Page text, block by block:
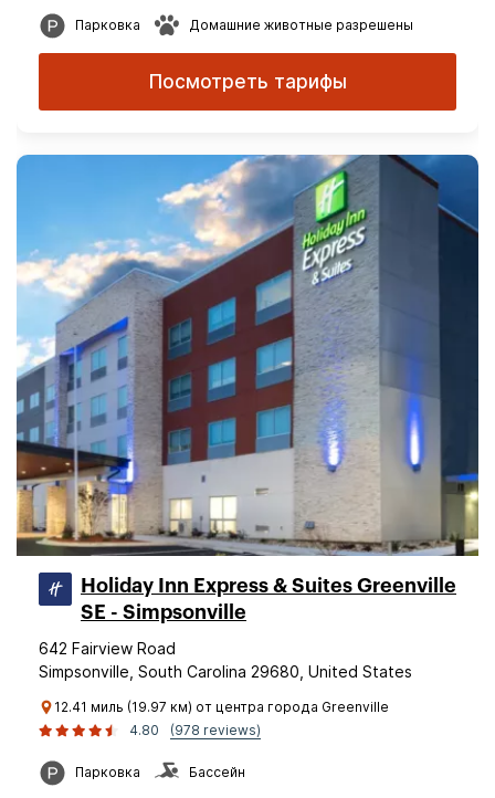
Парковка Домашние животные разрешены
Посмотреть тарифы
Holiday Inn Express & Suites Greenville
SE - Simpsonville
642 Fairview Road
Simpsonville, South Carolina 29680, United States
12.41 миль (19.97 км) от центра города Greenville
4.80
(978 reviews)
Парковка Бассейн